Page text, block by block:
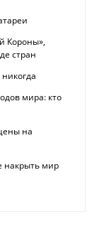
Короны»,
стран
мира: кто
на
накрыть мир